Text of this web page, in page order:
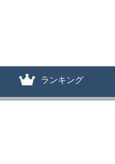
ランキング